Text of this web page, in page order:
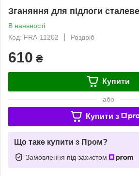
Зганяння для підлоги сталеве
В наявності
Код: FRA-11202
Роздріб
610 ₴
Купити
або
Купити з
Що таке купити з Пром?
Замовлення під захистом